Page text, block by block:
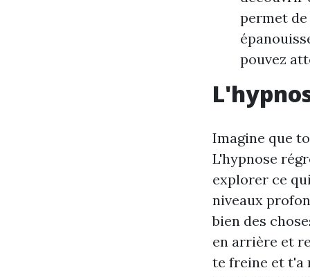
permet
pouvez
Imagine que
L'hypnose
explorer ce
niveaux
bien des
en arrière et
te freine et t'a